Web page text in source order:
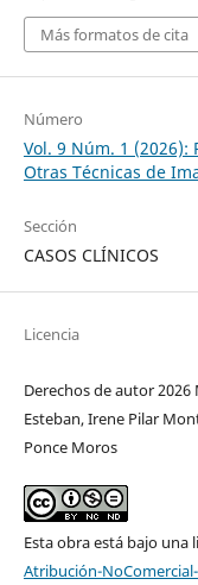
Más formatos de cita
Número
Vol. 9 Núm. 1 (2026):
Otras Técnicas de
Sección
CASOS CLÍNICOS
Licencia
Derechos de autor 2026
Esteban, Irene Pilar
Ponce Moros
Esta obra está bajo una
Atribución-